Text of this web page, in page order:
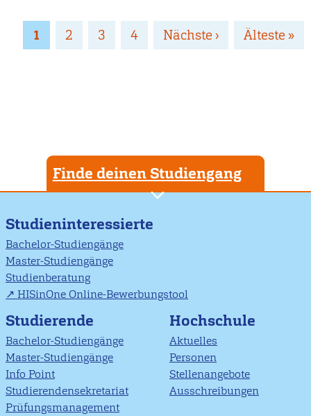
Seitennummerierung
Page
1 Page
2 Page
3 Page
4
Nächste
Nächste ›
Letzte
Älteste »
Finde deinen Studiengang
Studieninteressierte
Bachelor-Studiengänge
Master-Studiengänge
Studienberatung
HISinOne Online-Bewerbungstool
Studierende
Bachelor-Studiengänge
Master-Studiengänge
Info Point
Studierendensekretariat
Prüfungsmanagement
Hochschule
Aktuelles
Personen
Stellenangebote
Ausschreibungen